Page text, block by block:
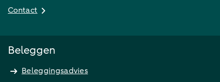
Contact
Beleggen
Beleggingsadvies